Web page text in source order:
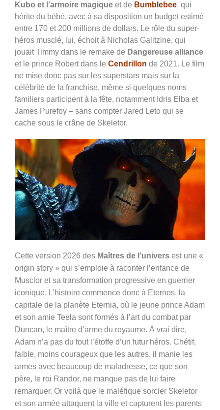
Kubo et l’armoire magique et de Bumblebee, qui
hérite du bébé, avec à sa disposition un budget estimé
entre 170 et 200 millions de dollars. Le rôle du super-
héros musclé, lui, échoit à Nicholas Galitzine, qui
jouait Timmy dans le remake de Dangereuse alliance
et le prince Robert dans le Cendrillon de 2021. Le film
ne mise donc pas sur les superstars mais sur la
célébrité de la franchise, même si quelques noms
familiers participent à la fête, notamment Idris Elba et
James Purefoy – sans compter Jared Leto qui se
cache sous le crâne de Skeletor.
Cette version 2026 des Maîtres de l’univers est une «
origin story » qui s’emploie à raconter l’enfance de
Musclor et sa transformation progressive en guerrier
iconique. L’histoire commence donc à Eternos, la
capitale de la planète Eternia, où le jeune prince Adam
et son amie Teela sont formés à l’art du combat par
Duncan, le maître d’arme du royaume. À vrai dire,
Adam n’a pas du tout l’étoffe d’un futur héros. Chétif,
faible, moins courageux que les autres, il manie les
armes avec beaucoup de maladresse, ce que son
père, le roi Randor, ne manque pas de lui faire
remarquer. Or voilà que le maléfique sorcier Skeletor
et son armée attaquent la ville et capturent les parents